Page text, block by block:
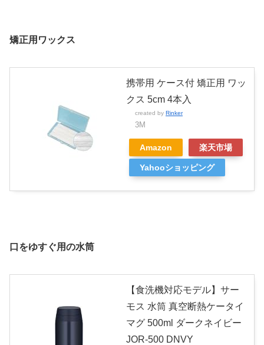
矯正用ワックス
携帯用 ケース付 矯正用 ワッ
クス 5cm 4本入
created by Rinker
3M
Amazon 楽天市場
Yahooショッピング
口をゆすぐ用の水筒
【食洗機対応モデル】サー
モス 水筒 真空断熱ケータイ
マグ 500ml ダークネイビー
JOR-500 DNVY